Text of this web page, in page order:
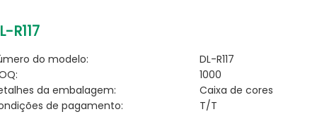
R117
do modelo:
DL-R117
1000
da embalagem:
Caixa de cores
de pagamento:
T/T